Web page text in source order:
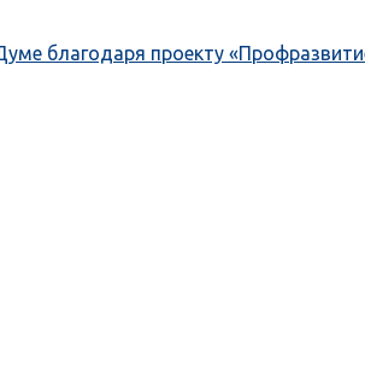
благодаря проекту